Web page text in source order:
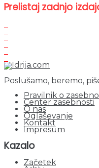
Prelistaj zadnjo
Poslušamo, beremo,
Pravilnik o
Center zasebnosti
O nas
Oglaševanje
Kontakt
Impresum
Kazalo
Začetek